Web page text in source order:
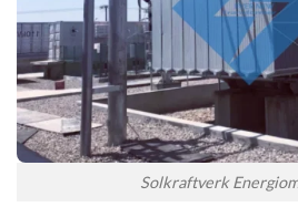
Solkraftverk